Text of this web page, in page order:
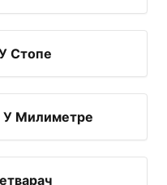
Стопе
У Милиметре